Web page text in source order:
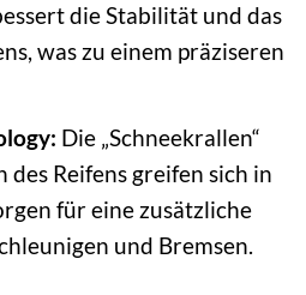
die Stabilität und das
was zu einem präziseren
Die „Schneekrallen“
Reifens greifen sich in
für eine zusätzliche
und Bremsen.